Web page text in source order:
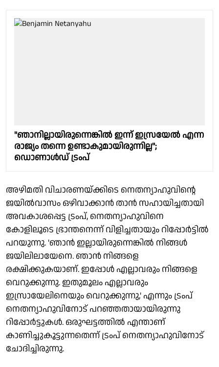
"ഞാനില്ലായിരുന്നെങ്കില്‍ ഇന്ന് ഇസ്രയേല്‍ എന്ന
രാജ്യം തന്നെ ഉണ്ടാകുമായിരുന്നില്ല";
ഡൊണാള്‍ഡ് ട്രംപ്
അഴിമതി വിചാരണയ്ക്കിടെ നെതന്യാഹുവിന്റെ
ജയില്‍വാസം ഒഴിവാക്കാന്‍ താന്‍ സഹായിച്ചതായി
അവകാശപ്പെട്ട ട്രംപ്, നെതന്യാഹുവിനെ
കോളിലൂടെ ഭ്രാന്തനെന്ന് വിളിച്ചതായും റിപ്പോര്‍ട്ടില്‍
പറയുന്നു. 'ഞാന്‍ ഇല്ലായിരുന്നെങ്കില്‍ നിങ്ങള്‍
ജയിലിലായേനെ. ഞാന്‍ നിങ്ങളെ
രക്ഷിക്കുകയാണ്. ഇപ്പോള്‍ എല്ലാവരും നിങ്ങളെ
വെറുക്കുന്നു. ഇതുമൂലം എല്ലാവരും
ഇസ്രായേലിനെയും വെറുക്കുന്നു,' എന്നും ട്രംപ്
നെതന്യാഹുവിനോട് പറഞ്ഞതായായിരുന്നു
റിപ്പോര്‍ട്ടുകള്‍. ഒരുഘട്ടത്തില്‍ എന്താണ്
കാണിച്ചുകൂട്ടുന്നതെന്ന് ട്രംപ് നെതന്യാഹുവിനോട്
ചോദിച്ചിരുന്നു.